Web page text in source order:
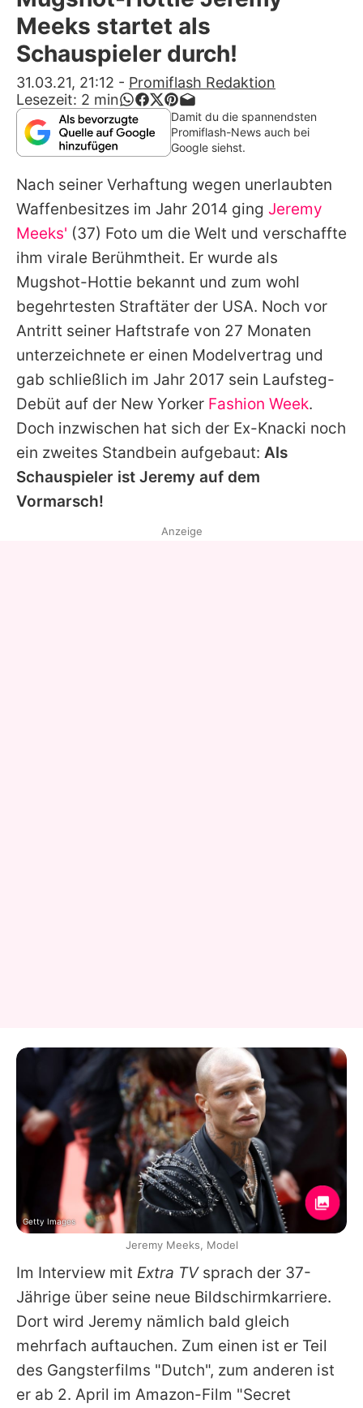
Alle Themen auf Promiflash
Jobs
App runterladen
Team
Redaktionelle Richtlinien
Impressum
Datenschutzerklärung
Nutzungsbedingungen
Utiq verwalten
Meeks startet als
Schauspieler durch!
31.03.21, 21:12 - Promiflash Redaktion
Lesezeit: 2 min
Damit du die spannendsten
Promiflash-News auch bei
Google siehst.
Nach seiner Verhaftung wegen unerlaubten
Waffenbesitzes im Jahr 2014 ging Jeremy
Meeks' (37) Foto um die Welt und verschaffte
ihm virale Berühmtheit. Er wurde als
Mugshot-Hottie bekannt und zum wohl
begehrtesten Straftäter der USA. Noch vor
Antritt seiner Haftstrafe von 27 Monaten
unterzeichnete er einen Modelvertrag und
gab schließlich im Jahr 2017 sein Laufsteg-
Debüt auf der New Yorker Fashion Week.
Doch inzwischen hat sich der Ex-Knacki noch
ein zweites Standbein aufgebaut: Als
Schauspieler ist Jeremy auf dem
Vormarsch!
Im Interview mit Extra TVsprach der 37-
Jährige über seine neue Bildschirmkarriere.
Dort wird Jeremy nämlich bald gleich
mehrfach auftauchen. Zum einen ist er Teil
des Gangsterfilms "Dutch", zum anderen ist
er ab 2. April im Amazon-Film "Secret
Anzeige
Getty Images
Jeremy Meeks, Model